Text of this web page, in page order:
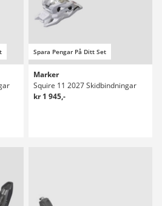
Spara Pengar På Ditt Set
Marker
Squire 11 2027 Skidbindningar
kr 1 945,-